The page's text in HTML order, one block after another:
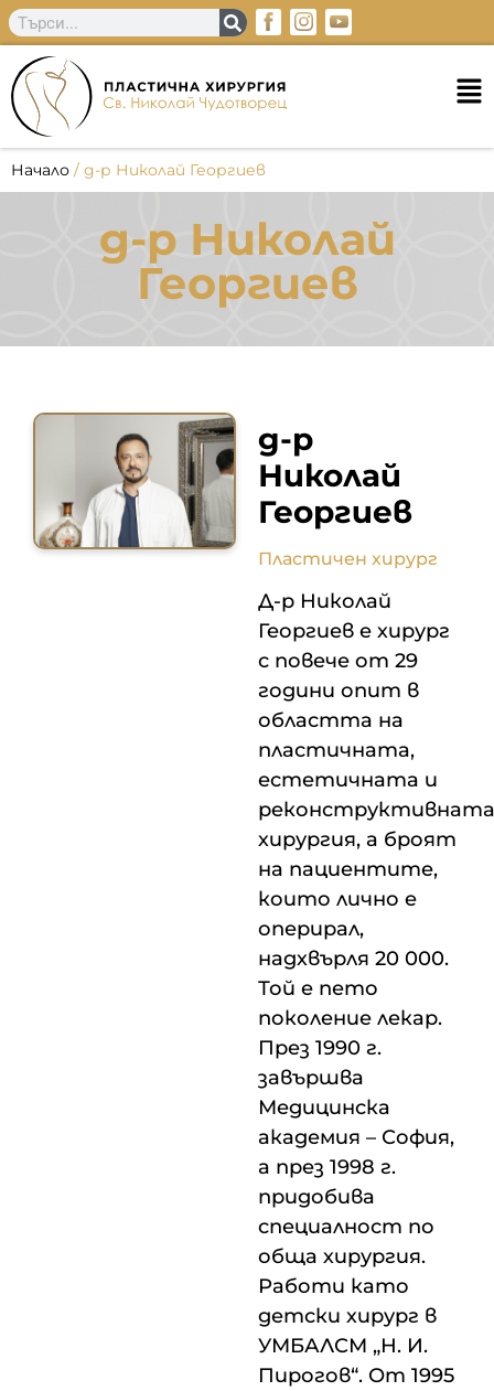
Начало / д-р Николай Георгиев
д-р Николай
Георгиев
д-р
Николай
Георгиев
Пластичен хирург
Д-р Николай
Георгиев е хирург
с повече от 29
години опит в
областта на
пластичната,
естетичната и
реконструктивната
хирургия, а броят
на пациентите,
които лично е
оперирал,
надхвърля 20 000.
Той е пето
поколение лекар.
През 1990 г.
завършва
Медицинска
академия – София,
а през 1998 г.
придобива
специалност по
обща хирургия.
Работи като
детски хирург в
УМБАЛСМ „Н. И.
Пирогов“. От 1995